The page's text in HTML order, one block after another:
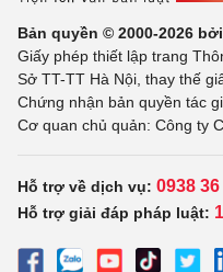
Bản quyền © 2000-2026
Giấy phép thiết lập trang
Sở TT-TT Hà Nội, thay thế
Chứng nhận bản quyền tác
Cơ quan chủ quản: Công ty
Hỗ trợ về dịch vụ: 0938
Hỗ trợ giải đáp pháp luật: